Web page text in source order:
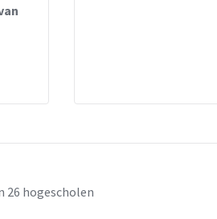
26 hogescholen